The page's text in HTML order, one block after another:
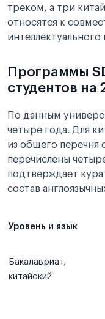
треком, а три
относятся к
интеллектуального
Программы
студентов на
По данным
четыре года. Для
из общего перечня
перечислены
подтверждает
состав
Уровень и язык
Бакалавриат,
китайский